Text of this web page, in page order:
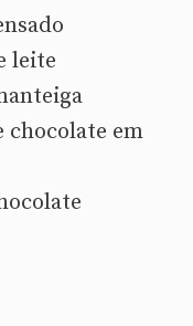
leite
chocolate em